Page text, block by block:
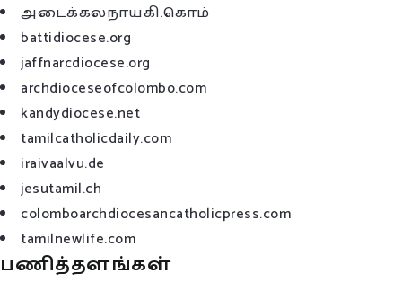
அடைக்கலநாயகி.கொம்
battidiocese.org
jaffnarcdiocese.org
archdioceseofcolombo.com
kandydiocese.net
tamilcatholicdaily.com
iraivaalvu.de
jesutamil.ch
colomboarchdiocesancatholicpress.com
tamilnewlife.com
பணித்தளங்கள்